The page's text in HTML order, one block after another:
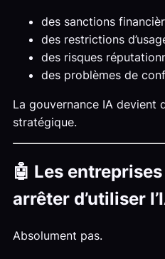
des sanctions
des restrictions
des risques
des problèmes de
La gouvernance IA devient
stratégique.
🤖 Les
arrêter d’utiliser
Absolument pas.